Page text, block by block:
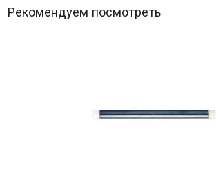
Рекомендуем посмотреть